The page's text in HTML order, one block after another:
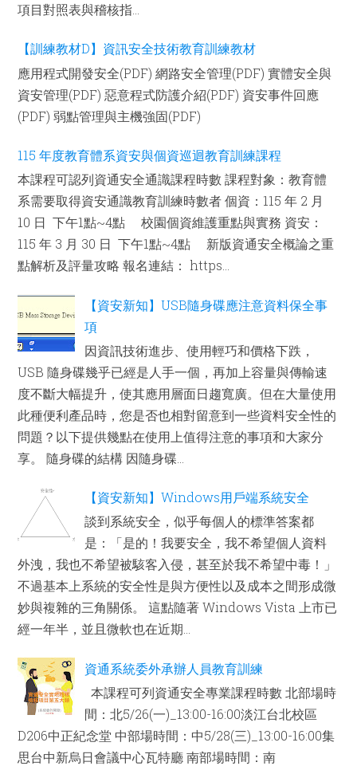
項目對照表與稽核指...
【訓練教材D】資訊安全技術教育訓練教材
應用程式開發安全(PDF) 網路安全管理(PDF) 實體安全與
資安管理(PDF) 惡意程式防護介紹(PDF) 資安事件回應
(PDF) 弱點管理與主機強固(PDF)
115 年度教育體系資安與個資巡迴教育訓練課程
本課程可認列資通安全通識課程時數 課程對象：教育體
系需要取得資安通識教育訓練時數者 個資：115 年 2 月
10 日 下午1點~4點 校園個資維護重點與實務 資安：
115 年 3 月 30 日 下午1點~4點 新版資通安全概論之重
點解析及評量攻略 報名連結： https...
【資安新知】USB隨身碟應注意資料保全事
項
因資訊技術進步、使用輕巧和價格下跌，
USB 隨身碟幾乎已經是人手一個，再加上容量與傳輸速
度不斷大幅提升，使其應用層面日趨寬廣。但在大量使用
此種便利產品時，您是否也相對留意到一些資料安全性的
問題？以下提供幾點在使用上值得注意的事項和大家分
享。 隨身碟的結構 因隨身碟...
【資安新知】Windows用戶端系統安全
談到系統安全，似乎每個人的標準答案都
是：「是的！我要安全，我不希望個人資料
外洩，我也不希望被駭客入侵，甚至於我不希望中毒！」
不過基本上系統的安全性是與方便性以及成本之間形成微
妙與複雜的三角關係。 這點隨著 Windows Vista 上市已
經一年半，並且微軟也在近期...
資通系統委外承辦人員教育訓練
本課程可列資通安全專業課程時數 北部場時
間：北5/26(一)_13:00-16:00淡江台北校區
D206中正紀念堂 中部場時間：中5/28(三)_13:00-16:00集
思台中新烏日會議中心瓦特廳 南部場時間：南